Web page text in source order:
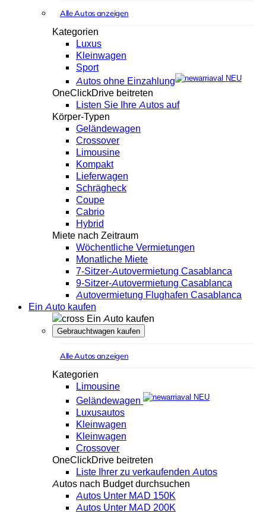
Alle Autos anzeigen
Kategorien
Luxus
Kleinwagen
Sport
Autos ohne Einzahlung
NEU
OneClickDrive beitreten
Listen Sie Ihre Autos auf
Körper-Typen
Geländewagen
Crossover
Limousine
Kompakt
Lieferwagen
Schrägheck
Coupe
Cabrio
Hybrid
Miete nach Zeitraum
Wöchentliche Vermietungen
Monatliche Miete
7-Sitzer-Autovermietung Casablanca
9-Sitzer-Autovermietung Casablanca
Autovermietung Flughafen Casablanca
Ein Auto kaufen
Ein Auto kaufen
Gebrauchtwagen kaufen
Alle Autos anzeigen
Kategorien
Limousine
Geländewagen
NEU
Luxusautos
Kleinwagen
Kleinwagen
Crossover
OneClickDrive beitreten
Liste Ihrer zu verkaufenden Autos
Autos nach Budget durchsuchen
Autos Unter MAD 150K
Autos Unter MAD 200K